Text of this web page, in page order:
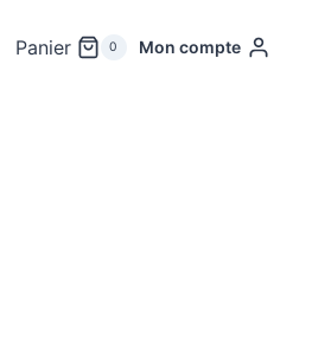
Panier 0 Mon compte